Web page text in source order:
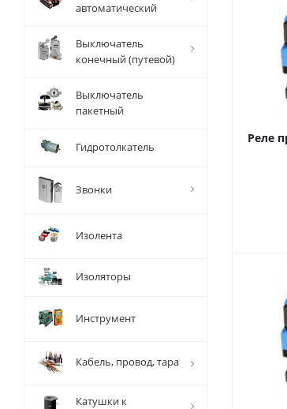
Реле
автоматический
Выключатель
конечный (путевой)
Выключатель
пакетный
Гидротолкатель
Звонки
Изолента
Изоляторы
Инструмент
Кабель, провод, тара
Катушки к